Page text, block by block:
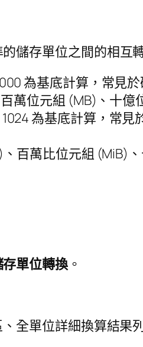
儲存單位之間的相互
為基底計算，常見
萬位元組 (MB)、十億
1024 為基底計算，常
百萬比位元組 (MiB)
存單位轉換。
全單位詳細換算結果